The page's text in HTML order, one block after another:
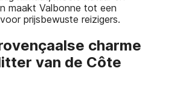
maakt Valbonne tot een
prijsbewuste reizigers.
charme
van de Côte